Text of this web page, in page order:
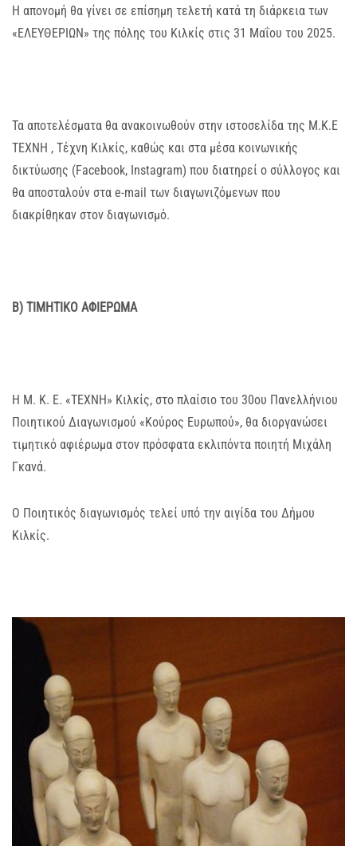
Η απονομή θα γίνει σε επίσημη τελετή κατά τη διάρκεια των
«ΕΛΕΥΘΕΡΙΩΝ» της πόλης του Κιλκίς στις 31 Μαΐου του 2025.
Τα αποτελέσματα θα ανακοινωθούν στην ιστοσελίδα της Μ.Κ.Ε
ΤΕΧΝΗ , Τέχνη Κιλκίς, καθώς και στα μέσα κοινωνικής
δικτύωσης (Facebook, Instagram) που διατηρεί ο σύλλογος και
θα αποσταλούν στα e-mail των διαγωνιζόμενων που
διακρίθηκαν στον διαγωνισμό.
Β) ΤΙΜΗΤΙΚΟ ΑΦΙΕΡΩΜΑ
Η Μ. Κ. Ε. «ΤΕΧΝΗ» Κιλκίς, στο πλαίσιο του 30ου Πανελλήνιου
Ποιητικού Διαγωνισμού «Κούρος Ευρωπού», θα διοργανώσει
τιμητικό αφιέρωμα στον πρόσφατα εκλιπόντα ποιητή Μιχάλη
Γκανά.
Ο Ποιητικός διαγωνισμός τελεί υπό την αιγίδα του Δήμου
Κιλκίς.